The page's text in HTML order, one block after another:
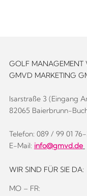
GOLF MANAGEMENT
GMVD MARKETING
Isarstraße 3 (Eingang
82065 Baierbrunn-
Telefon: 089 / 99 01
E-Mail: info@gmvd.de
WIR SIND FÜR SIE DA:
MO – FR: